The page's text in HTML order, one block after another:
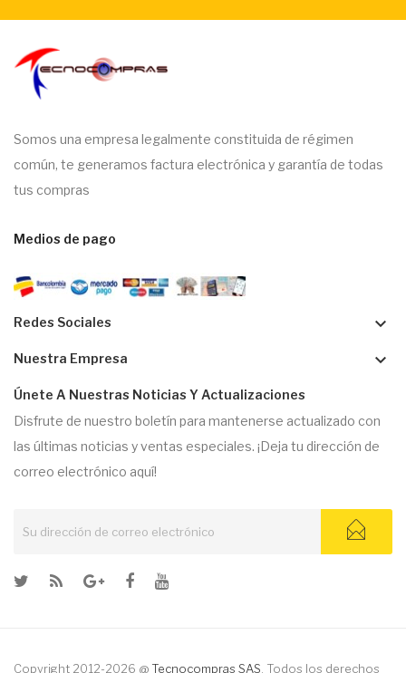
Somos una empresa legalmente constituida de régimen
común, te generamos factura electrónica y garantía de todas
tus compras
Medios de pago
Redes Sociales keyboard_arrow_down
Nuestra Empresa keyboard_arrow_down
Únete A Nuestras Noticias Y Actualizaciones
Disfrute de nuestro boletín para mantenerse actualizado con
las últimas noticias y ventas especiales. ¡Deja tu dirección de
correo electrónico aquí!
Copyright 2012-2026 @ Tecnocompras SAS . Todos los derechos